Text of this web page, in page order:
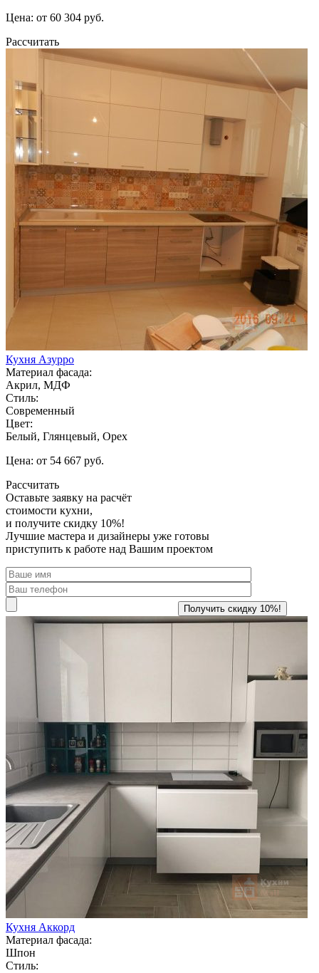
Цена: от 60 304 руб.
Рассчитать
Кухня Азурро
Материал фасада:
Акрил, МДФ
Стиль:
Современный
Цвет:
Белый, Глянцевый, Орех
Цена: от 54 667 руб.
Рассчитать
Оставьте заявку на расчёт
стоимости кухни,
и получите скидку 10%!
Лучшие мастера и дизайнеры уже готовы
приступить к работе над Вашим проектом
Кухня Аккорд
Материал фасада:
Шпон
Стиль: